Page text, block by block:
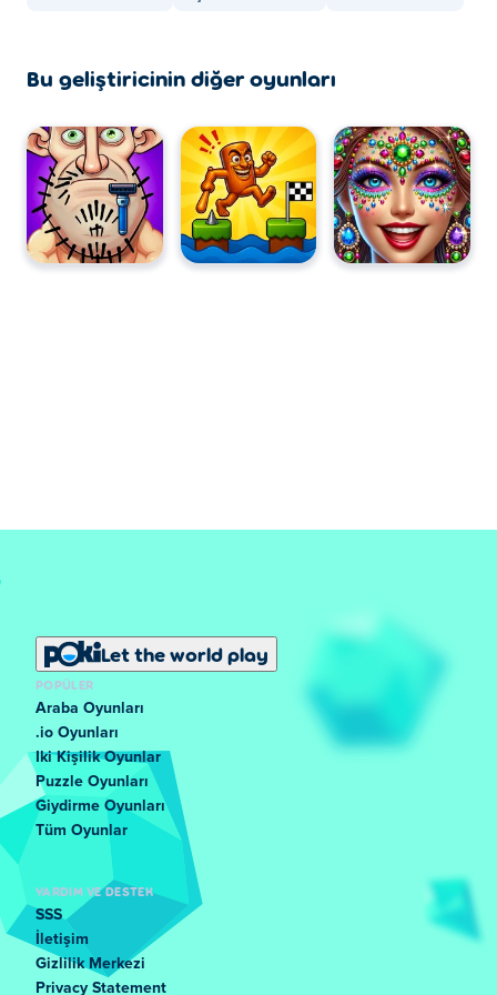
Bu geliştiricinin diğer oyunları
Let the world play
POPÜLER
Araba Oyunları
.io Oyunları
Iki Kişilik Oyunlar
Puzzle Oyunları
Giydirme Oyunları
Tüm Oyunlar
YARDIM VE DESTEK
SSS
İletişim
Gizlilik Merkezi
Privacy Statement